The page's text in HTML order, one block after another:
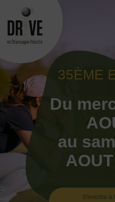
content
35ÈME
Du
au
S'inscrire à